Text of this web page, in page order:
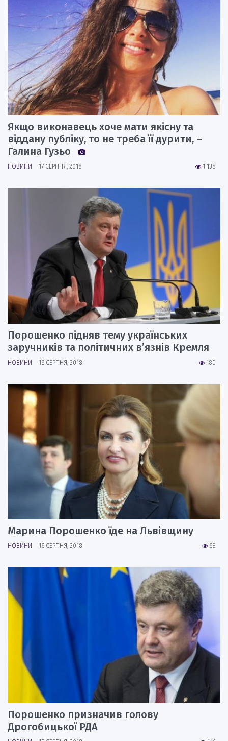
Якщо виконавець хоче мати якісну та
віддану публіку, то не треба її дурити, –
Галина Гузьо
1 138
НОВИНИ 17 СЕРПНЯ, 2018
Порошенко підняв тему українських
заручників та політичних в’язнів Кремля
180
НОВИНИ 16 СЕРПНЯ, 2018
Марина Порошенко їде на Львівщину
68
НОВИНИ 16 СЕРПНЯ, 2018
Порошенко призначив голову
Дрогобицької РДА